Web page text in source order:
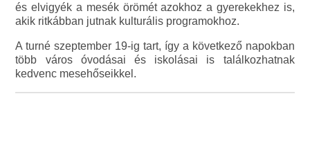
és elvigyék a mesék örömét azokhoz a gyerekekhez is,
akik ritkábban jutnak kulturális programokhoz.
A turné szeptember 19-ig tart, így a következő napokban
több város óvodásai és iskolásai is találkozhatnak
kedvenc mesehőseikkel.